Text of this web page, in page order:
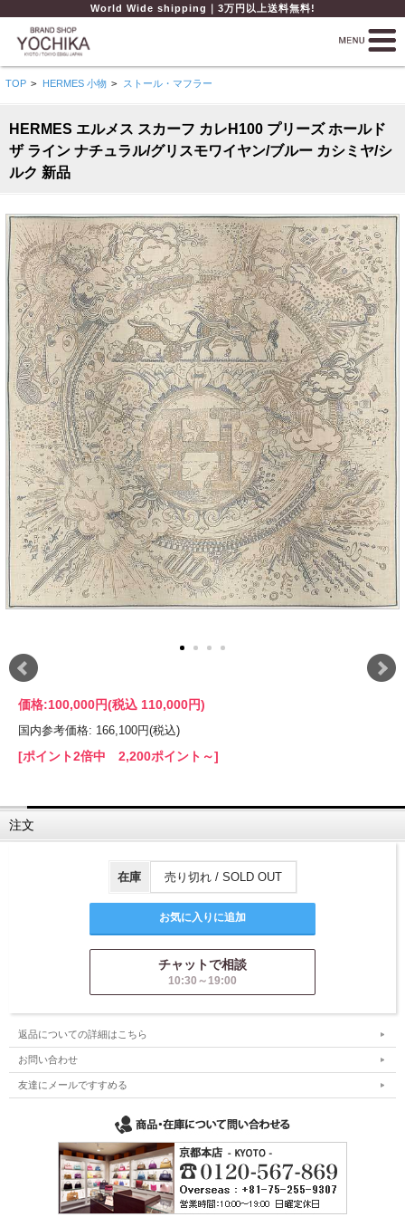
World Wide shipping｜3万円以上送料無料!
TOP > HERMES 小物 > ストール・マフラー
HERMES エルメス スカーフ カレH100 プリーズ ホールド
ザ ライン ナチュラル/グリスモワイヤン/ブルー カシミヤ/シ
ルク 新品
価格:100,000円(税込 110,000円)
国内参考価格: 166,100円(税込)
[ポイント2倍中 2,200ポイント～]
注文
在庫 売り切れ / SOLD OUT
チャットで相談
10:30～19:00
返品についての詳細はこちら
お問い合わせ
友達にメールですすめる